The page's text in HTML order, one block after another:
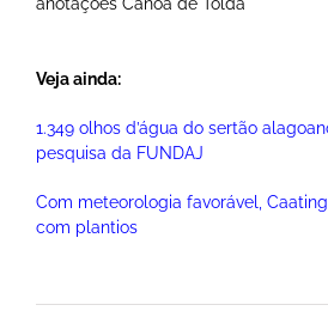
Veja ainda:
1.349 olhos d’água do sertão
pesquisa da FUNDAJ
Com meteorologia favorável,
com plantios